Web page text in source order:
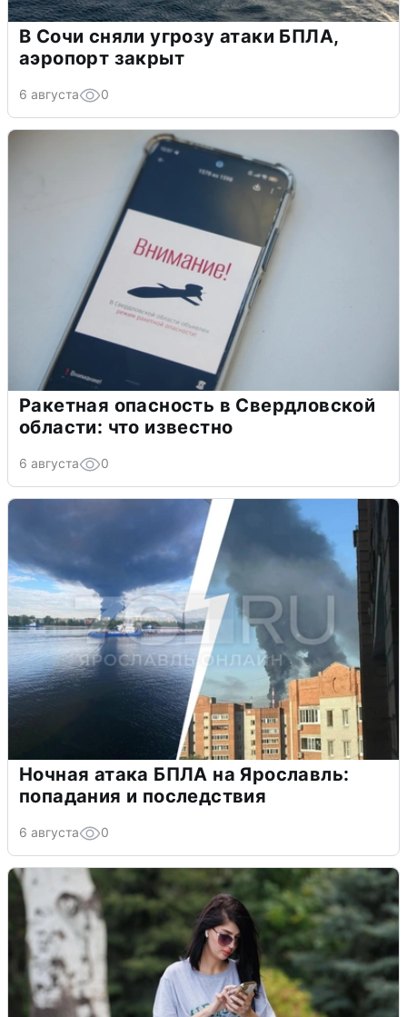
В Сочи сняли угрозу атаки БПЛА,
аэропорт закрыт
6 августа 0
Ракетная опасность в Свердловской
области: что известно
6 августа 0
Ночная атака БПЛА на Ярославль:
попадания и последствия
6 августа 0